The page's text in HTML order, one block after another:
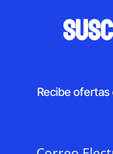
Recibe ofertas